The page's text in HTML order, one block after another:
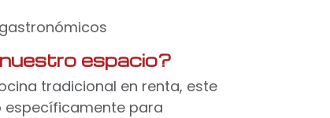
espacio?
tradicional en renta, este
específicamente para